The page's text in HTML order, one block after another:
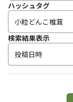
ハッシュタグ
検索結果表示
投稿日時